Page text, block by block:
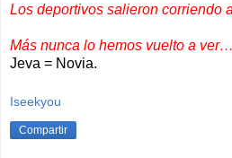
Los deportivos salieron corriendo
Más nunca lo hemos vuelto a ver…
Jeva = Novia.
Iseekyou
Compartir